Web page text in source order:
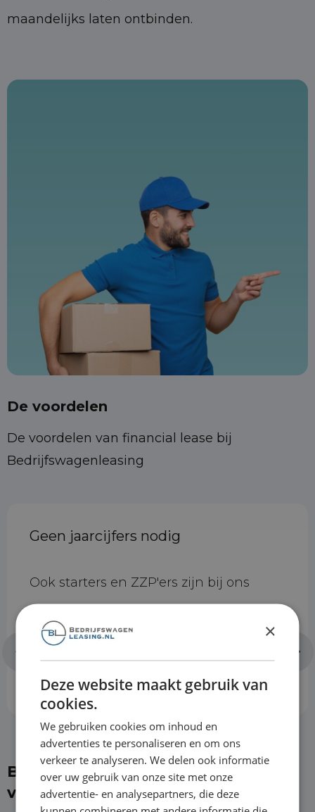
maandelijks laten ontbinden.
De voordelen
De voordelen van financial lease bij
Bedrijfswagenleasing
Geen jaarcijfers nodig
Ook starters en ZZP'ers zijn bij ons
welkom. Wij kijken naar de mensen
achter het bedrijf, niet alleen naar de
cijfers.
Bedrijfswagenleasing: de vele
voordelen
×
Deze website maakt gebruik van
cookies.
We gebruiken cookies om inhoud en
advertenties te personaliseren en om ons
verkeer te analyseren. We delen ook informatie
over uw gebruik van onze site met onze
advertentie- en analysepartners, die deze